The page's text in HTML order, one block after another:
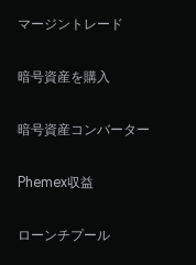
マージントレード
暗号資産を購入
暗号資産コンバーター
Phemex収益
ローンチプール